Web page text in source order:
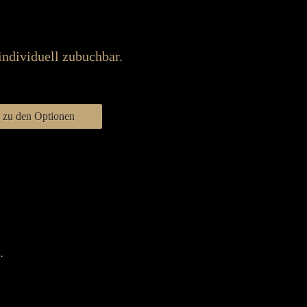
zubuchbar.
zu den Optionen